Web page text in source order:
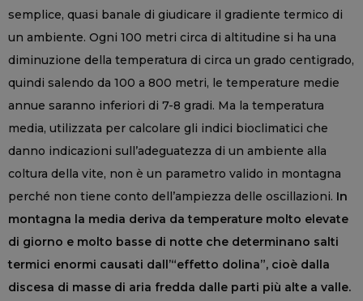
semplice, quasi banale di giudicare il gradiente termico di
un ambiente. Ogni 100 metri circa di altitudine si ha una
diminuzione della temperatura di circa un grado centigrado,
quindi salendo da 100 a 800 metri, le temperature medie
annue saranno inferiori di 7-8 gradi. Ma la temperatura
media, utilizzata per calcolare gli indici bioclimatici che
danno indicazioni sull’adeguatezza di un ambiente alla
coltura della vite, non è un parametro valido in montagna
perché non tiene conto dell’ampiezza delle oscillazioni. In
montagna la media deriva da temperature molto elevate
di giorno e molto basse di notte che determinano salti
termici enormi causati dall’“effetto dolina”, cioè dalla
discesa di masse di aria fredda dalle parti più alte a valle.